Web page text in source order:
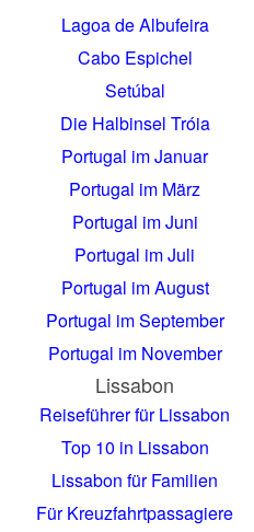
Lagoa de Albufeira
Cabo Espichel
Setúbal
Die Halbinsel Tróia
Portugal im Januar
Portugal im März
Portugal im Juni
Portugal im Juli
Portugal im August
Portugal im September
Portugal im November
Lissabon
Reiseführer für Lissabon
Top 10 in Lissabon
Lissabon für Familien
Für Kreuzfahrtpassagiere